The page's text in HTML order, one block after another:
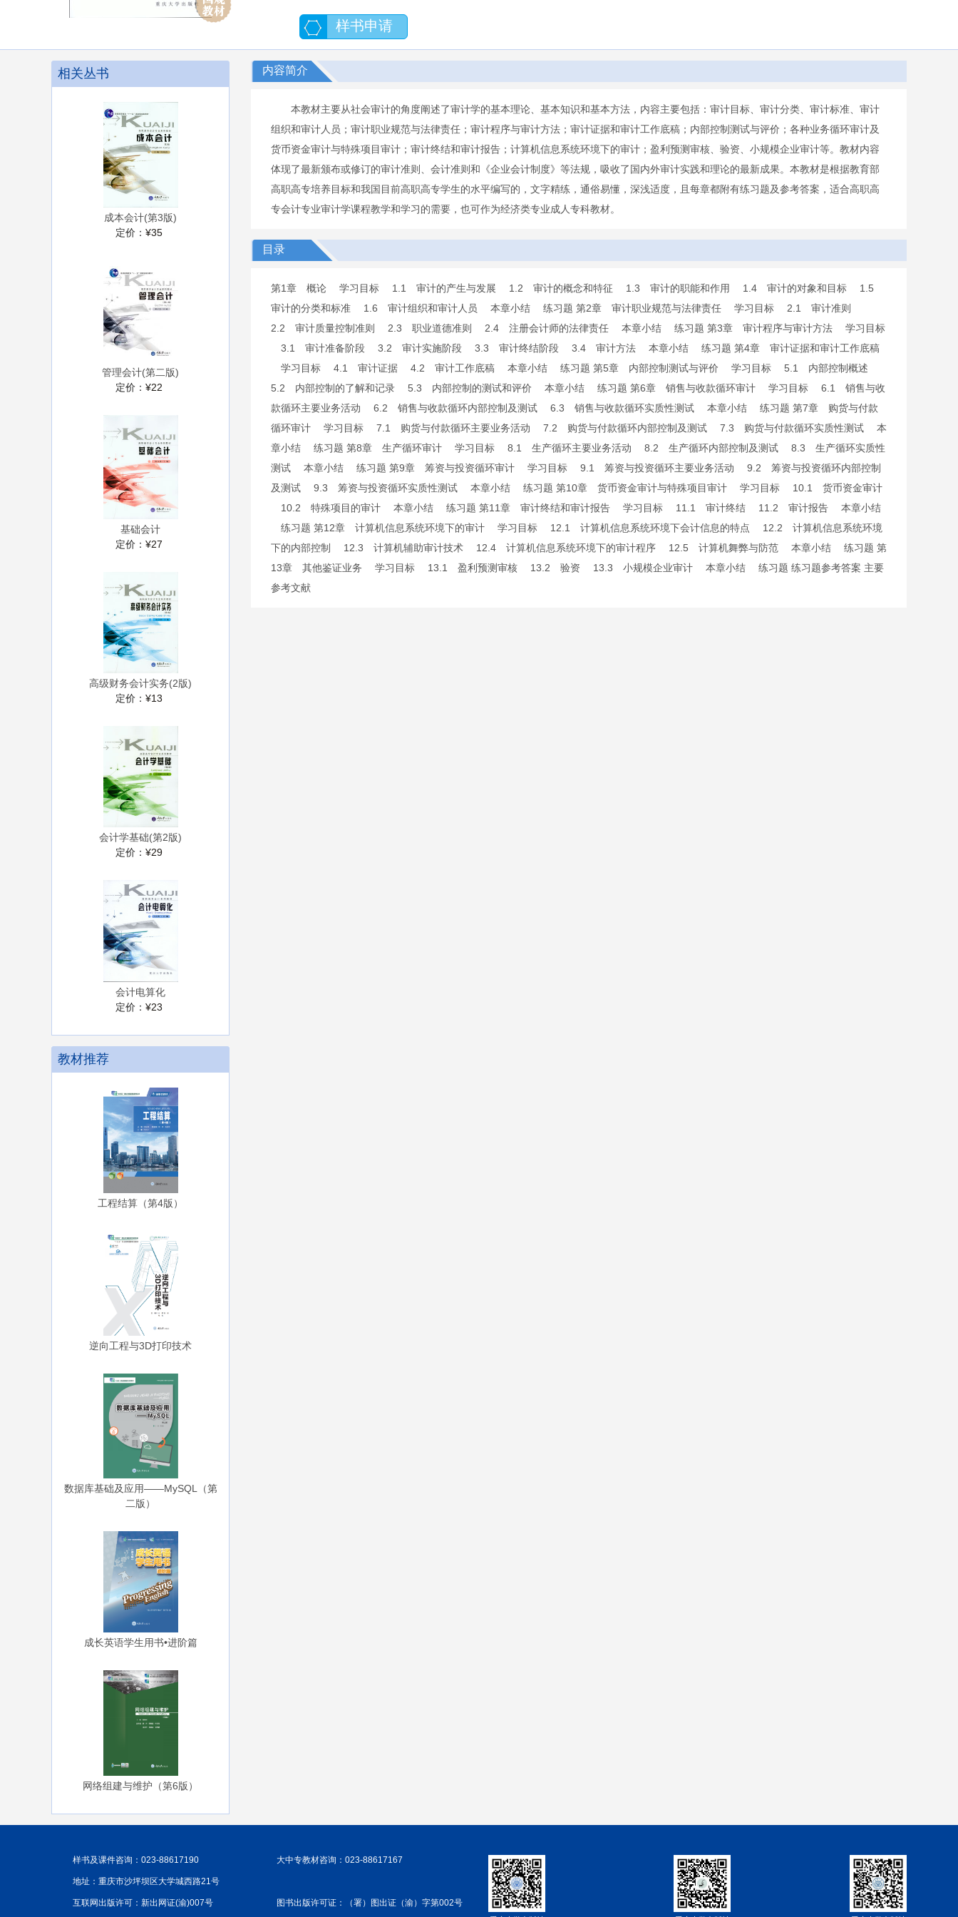
样书申请
相关丛书
成本会计(第3版)
定价： ¥35
管理会计(第二版)
定价： ¥22
基础会计
定价： ¥27
高级财务会计实务(2版)
定价： ¥13
会计学基础(第2版)
定价： ¥29
会计电算化
定价： ¥23
教材推荐
工程结算（第4版）
逆向工程与3D打印技术
数据库基础及应用——MySQL（第
二版）
成长英语学生用书•进阶篇
网络组建与维护（第6版）
内容简介
本教材主要从社会审计的角度阐述了审计学的基本理论、基本知识和基本方法，内容主要包括：审计目标、审计分类、审计标准、审计
组织和审计人员；审计职业规范与法律责任；审计程序与审计方法；审计证据和审计工作底稿；内部控制测试与评价；各种业务循环审计及
货币资金审计与特殊项目审计；审计终结和审计报告；计算机信息系统环境下的审计；盈利预测审核、验资、小规模企业审计等。教材内容
体现了最新颁布或修订的审计准则、会计准则和《企业会计制度》等法规，吸收了国内外审计实践和理论的最新成果。本教材是根据教育部
高职高专培养目标和我国目前高职高专学生的水平编写的，文字精练，通俗易懂，深浅适度，且每章都附有练习题及参考答案，适合高职高
专会计专业审计学课程教学和学习的需要，也可作为经济类专业成人专科教材。
目录
第1章 概论 学习目标 1.1 审计的产生与发展 1.2 审计的概念和特征 1.3 审计的职能和作用 1.4 审计的对象和目标 1.5
审计的分类和标准 1.6 审计组织和审计人员 本章小结 练习题 第2章 审计职业规范与法律责任 学习目标 2.1 审计准则
2.2 审计质量控制准则 2.3 职业道德准则 2.4 注册会计师的法律责任 本章小结 练习题 第3章 审计程序与审计方法 学习目标
3.1 审计准备阶段 3.2 审计实施阶段 3.3 审计终结阶段 3.4 审计方法 本章小结 练习题 第4章 审计证据和审计工作底稿
学习目标 4.1 审计证据 4.2 审计工作底稿 本章小结 练习题 第5章 内部控制测试与评价 学习目标 5.1 内部控制概述
5.2 内部控制的了解和记录 5.3 内部控制的测试和评价 本章小结 练习题 第6章 销售与收款循环审计 学习目标 6.1 销售与收
款循环主要业务活动 6.2 销售与收款循环内部控制及测试 6.3 销售与收款循环实质性测试 本章小结 练习题 第7章 购货与付款
循环审计 学习目标 7.1 购货与付款循环主要业务活动 7.2 购货与付款循环内部控制及测试 7.3 购货与付款循环实质性测试 本
章小结 练习题 第8章 生产循环审计 学习目标 8.1 生产循环主要业务活动 8.2 生产循环内部控制及测试 8.3 生产循环实质性
测试 本章小结 练习题 第9章 筹资与投资循环审计 学习目标 9.1 筹资与投资循环主要业务活动 9.2 筹资与投资循环内部控制
及测试 9.3 筹资与投资循环实质性测试 本章小结 练习题 第10章 货币资金审计与特殊项目审计 学习目标 10.1 货币资金审计
10.2 特殊项目的审计 本章小结 练习题 第11章 审计终结和审计报告 学习目标 11.1 审计终结 11.2 审计报告 本章小结
练习题 第12章 计算机信息系统环境下的审计 学习目标 12.1 计算机信息系统环境下会计信息的特点 12.2 计算机信息系统环境
下的内部控制 12.3 计算机辅助审计技术 12.4 计算机信息系统环境下的审计程序 12.5 计算机舞弊与防范 本章小结 练习题 第
13章 其他鉴证业务 学习目标 13.1 盈利预测审核 13.2 验资 13.3 小规模企业审计 本章小结 练习题 练习题参考答案 主要
参考文献
样书及课件咨询：023-88617190 大中专教材咨询：023-88617167
地址：重庆市沙坪坝区大学城西路21号
互联网出版许可：新出网证(渝)007号 图书出版许可证：（署）图出证（渝）字第002号